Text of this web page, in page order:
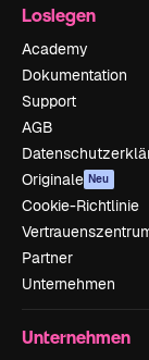
Loslegen
Academy
Dokumentation
Support
AGB
Originale Neu
Cookie-Richtlinie
Partner
Unternehmen
Unternehmen